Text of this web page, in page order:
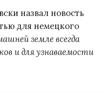
назвал новость
для немецкого
земле всегда
и для узнаваемости